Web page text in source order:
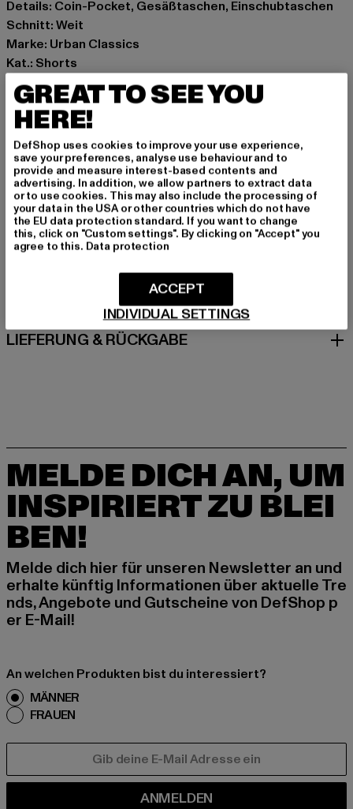
Details: Coin-Pocket, Gesäßtaschen, Einschubtaschen
Schnitt: Weit
Marke: Urban Classics
Kat.: Shorts
Farbe: blau
Hersteller Farbe: new light blue washed
Materialzusammensetzung: 100% Baumwolle
Art.Nr: TB6639-12689
Hersteller: TB International GmbH |info@tbint.de
Dr.-Robert-Murjahn-Straße 7 | 64372 Ober-Ramstadt |
DE
GRÖSSE & PASSFORM
PFLEGEHINWEISE
LIEFERUNG & RÜCKGABE
MELDE DICH AN, UM
INSPIRIERT ZU BLEI
BEN!
Melde dich hier für unseren Newsletter an und
erhalte künftig Informationen über aktuelle Tre
nds, Angebote und Gutscheine von DefShop p
er E-Mail!
An welchen Produkten bist du interessiert?
MÄNNER
FRAUEN
ANMELDEN
GREAT TO SEE YOU
HERE!
DefShop uses cookies to improve your use experience,
save your preferences, analyse use behaviour and to
provide and measure interest-based contents and
advertising. In addition, we allow partners to extract data
or to use cookies. This may also include the processing of
your data in the USA or other countries which do not have
the EU data protection standard. If you want to change
this, click on "Custom settings". By clicking on "Accept" you
agree to this. Data protection
INDIVIDUAL SETTINGS
ACCEPT